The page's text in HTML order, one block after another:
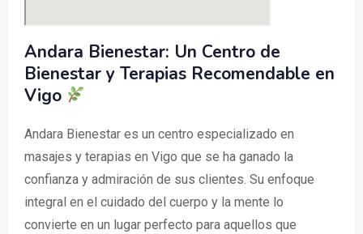
Andara Bienestar: Un Centro de
Bienestar y Terapias Recomendable en
Vigo
Andara Bienestar es un centro especializado en
masajes y terapias en Vigo que se ha ganado la
confianza y admiración de sus clientes. Su enfoque
integral en el cuidado del cuerpo y la mente lo
convierte en un lugar perfecto para aquellos que